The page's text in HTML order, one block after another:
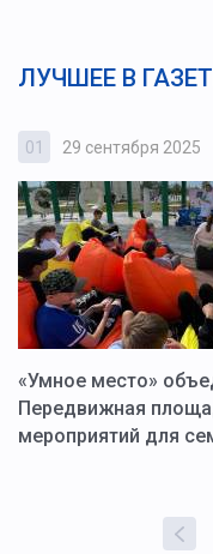
ЛУЧШЕЕ В
01 29 сентября 2025
«Умное место»
Передвижная
мероприятий для